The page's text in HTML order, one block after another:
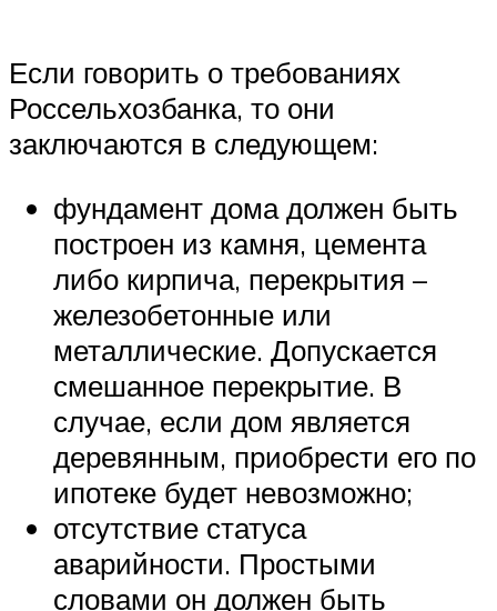
Если говорить о требованиях
Россельхозбанка, то они
заключаются в следующем:
фундамент дома должен быть
построен из камня, цемента
либо кирпича, перекрытия –
железобетонные или
металлические. Допускается
смешанное перекрытие. В
случае, если дом является
деревянным, приобрести его по
ипотеке будет невозможно;
отсутствие статуса
аварийности. Простыми
словами он должен быть